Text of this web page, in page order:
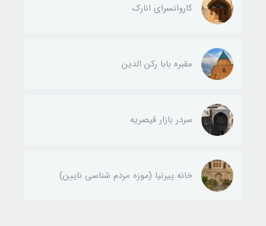
کاروانسرای انارک
مقبره بابا رکن الدین
سردر بازار قیصریه
خانه پیرنیا (موزه مردم شناسی نایین)